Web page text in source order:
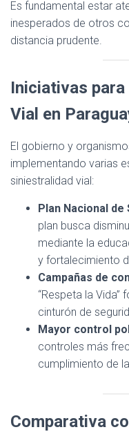
Es fundamental estar
inesperados de otros
distancia prudente.
Iniciativas
Vial en
El gobierno y
implementando varias
siniestralidad vial:
Plan Nacional de
plan busca
mediante la
y fortalecimiento
Campañas de
“Respeta la Vida”
cinturón de
Mayor control
controles más
cumplimiento de
Comparativa